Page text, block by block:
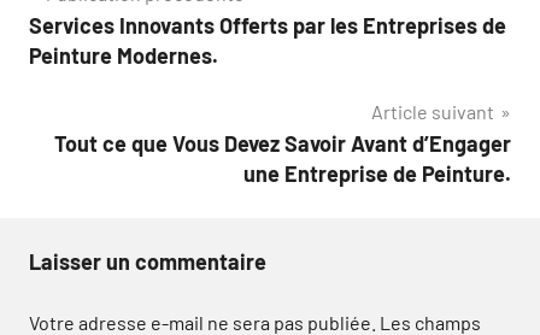
de
Services Innovants Offerts par les Entreprises de
Peinture Modernes.
Article suivant
Tout ce que Vous Devez Savoir Avant d’Engager
une Entreprise de Peinture.
Laisser un commentaire
Votre adresse e-mail ne sera pas publiée. Les champs